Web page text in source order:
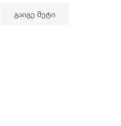
გაიგე მეტი